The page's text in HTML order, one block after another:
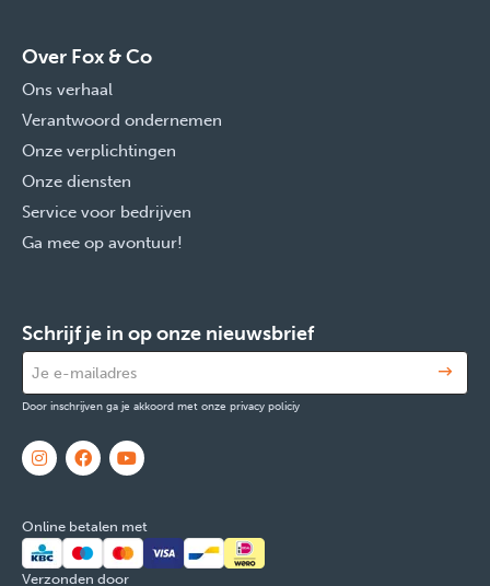
Over Fox & Co
Ons verhaal
Verantwoord ondernemen
Onze verplichtingen
Onze diensten
Service voor bedrijven
Ga mee op avontuur!
Schrijf je in op onze nieuwsbrief
Door inschrijven ga je akkoord met onze privacy policiy
Online betalen met
Verzonden door